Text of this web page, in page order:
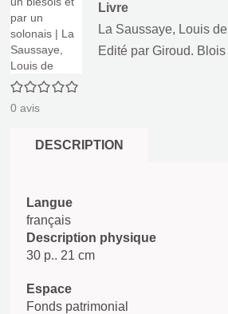
0/5
0 avis
Livre
La Saussaye, Louis de
Edité par Giroud. Blois
DESCRIPTION
Langue
français
Description physique
30 p.. 21 cm
Espace
Fonds patrimonial